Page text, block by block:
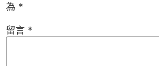
為 *
留言 *